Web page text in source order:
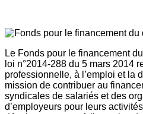
Le Fonds pour le financement
loi n°2014-288 du 5 mars 2014
professionnelle, à l’emploi et la
mission de contribuer au
syndicales de salariés et des
d’employeurs pour leurs